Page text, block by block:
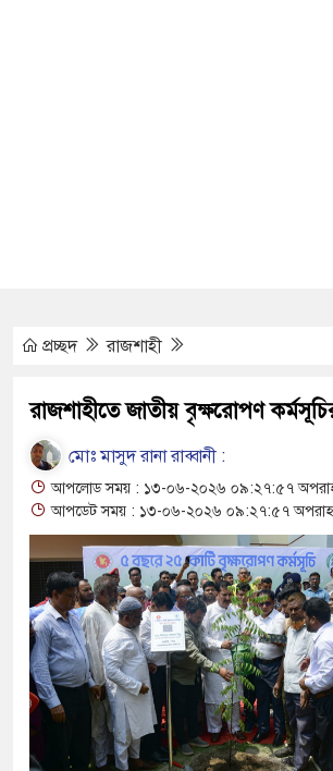
অসহায় রোগীর পাশে পুঠিয়ার এসিল্যান্ড
পরিচয়ে দুইজন আটক, আবারও
সন্দেহজনক চলাফেরায় প্রশ্ন
অনুমোদনহীন দই, মিষ্টি ও ঘি বিক্রেতাকে
নারী মাদক কারবারি গ্রেপ্তার
২ ছিনতাইকারী গ্রেফতার
প্রচ্ছদ রাজশাহী
রাজশাহীতে জাতীয় বৃক্ষরোপণ
মোঃ মাসুদ রানা রাব্বানী :
আপলোড সময় : ১৩-০৬-২০২৬ ০৯:২৭:৫৭
আপডেট সময় : ১৩-০৬-২০২৬ ০৯:২৭:৫৭